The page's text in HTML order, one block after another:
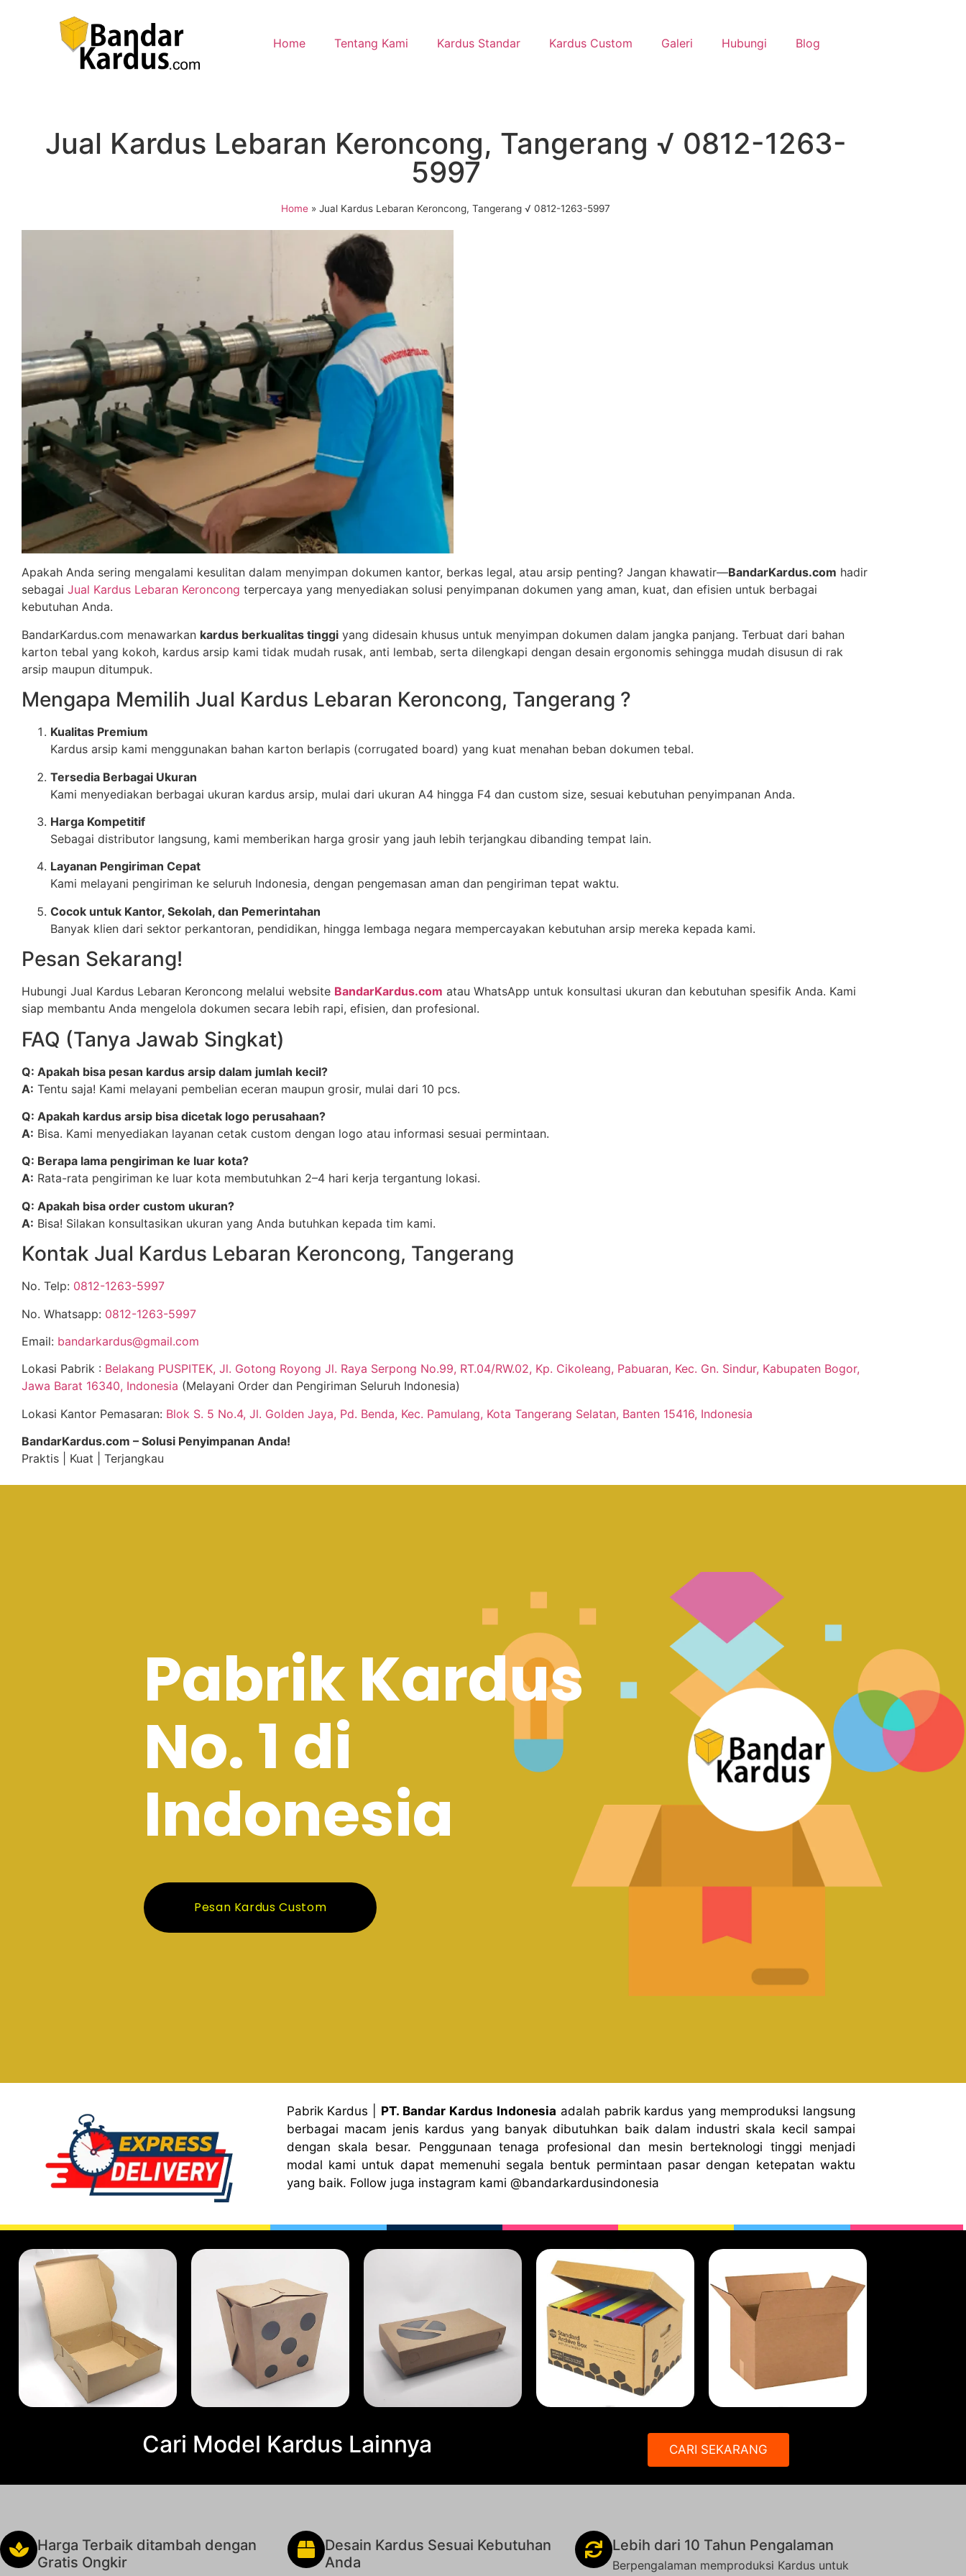
Home Tentang Kami Kardus Standar Kardus Custom Galeri Hubungi Blog
Jual Kardus Lebaran Keroncong, Tangerang √ 0812-1263-
5997
Home » Jual Kardus Lebaran Keroncong, Tangerang √ 0812-1263-5997
Apakah Anda sering mengalami kesulitan dalam menyimpan dokumen kantor, berkas legal, atau arsip penting? Jangan khawatir—BandarKardus.com hadir
sebagai Jual Kardus Lebaran Keroncong terpercaya yang menyediakan solusi penyimpanan dokumen yang aman, kuat, dan efisien untuk berbagai
kebutuhan Anda.
BandarKardus.com menawarkan kardus berkualitas tinggi yang didesain khusus untuk menyimpan dokumen dalam jangka panjang. Terbuat dari bahan
karton tebal yang kokoh, kardus arsip kami tidak mudah rusak, anti lembab, serta dilengkapi dengan desain ergonomis sehingga mudah disusun di rak
arsip maupun ditumpuk.
Mengapa Memilih Jual Kardus Lebaran Keroncong, Tangerang ?
Kualitas Premium
Kardus arsip kami menggunakan bahan karton berlapis (corrugated board) yang kuat menahan beban dokumen tebal.
Tersedia Berbagai Ukuran
Kami menyediakan berbagai ukuran kardus arsip, mulai dari ukuran A4 hingga F4 dan custom size, sesuai kebutuhan penyimpanan Anda.
Harga Kompetitif
Sebagai distributor langsung, kami memberikan harga grosir yang jauh lebih terjangkau dibanding tempat lain.
Layanan Pengiriman Cepat
Kami melayani pengiriman ke seluruh Indonesia, dengan pengemasan aman dan pengiriman tepat waktu.
Cocok untuk Kantor, Sekolah, dan Pemerintahan
Banyak klien dari sektor perkantoran, pendidikan, hingga lembaga negara mempercayakan kebutuhan arsip mereka kepada kami.
Pesan Sekarang!
Hubungi Jual Kardus Lebaran Keroncong melalui website BandarKardus.com atau WhatsApp untuk konsultasi ukuran dan kebutuhan spesifik Anda. Kami
siap membantu Anda mengelola dokumen secara lebih rapi, efisien, dan profesional.
FAQ (Tanya Jawab Singkat)
Q: Apakah bisa pesan kardus arsip dalam jumlah kecil?
A: Tentu saja! Kami melayani pembelian eceran maupun grosir, mulai dari 10 pcs.
Q: Apakah kardus arsip bisa dicetak logo perusahaan?
A: Bisa. Kami menyediakan layanan cetak custom dengan logo atau informasi sesuai permintaan.
Q: Berapa lama pengiriman ke luar kota?
A: Rata-rata pengiriman ke luar kota membutuhkan 2–4 hari kerja tergantung lokasi.
Q: Apakah bisa order custom ukuran?
A: Bisa! Silakan konsultasikan ukuran yang Anda butuhkan kepada tim kami.
Kontak Jual Kardus Lebaran Keroncong, Tangerang
No. Telp: 0812-1263-5997
No. Whatsapp: 0812-1263-5997
Email: bandarkardus@gmail.com
Lokasi Pabrik : Belakang PUSPITEK, Jl. Gotong Royong Jl. Raya Serpong No.99, RT.04/RW.02, Kp. Cikoleang, Pabuaran, Kec. Gn. Sindur, Kabupaten Bogor,
Jawa Barat 16340, Indonesia (Melayani Order dan Pengiriman Seluruh Indonesia)
Lokasi Kantor Pemasaran: Blok S. 5 No.4, Jl. Golden Jaya, Pd. Benda, Kec. Pamulang, Kota Tangerang Selatan, Banten 15416, Indonesia
BandarKardus.com – Solusi Penyimpanan Anda!
Praktis | Kuat | Terjangkau
Pabrik Kardus
No. 1 di
Indonesia
Pesan Kardus Custom
Pabrik Kardus PT. Bandar Kardus Indonesia adalah pabrik kardus yang memproduksi langsung
berbagai macam jenis kardus yang banyak dibutuhkan baik dalam industri skala kecil sampai
dengan skala besar. Penggunaan tenaga profesional dan mesin berteknologi tinggi menjadi
modal kami untuk dapat memenuhi segala bentuk permintaan pasar dengan ketepatan waktu
yang baik. Follow juga instagram kami @bandarkardusindonesia
Cari Model Kardus Lainnya CARI SEKARANG
Harga Terbaik ditambah dengan
Gratis Ongkir
Desain Kardus Sesuai Kebutuhan
Anda
Lebih dari 10 Tahun Pengalaman
Berpengalaman memproduksi Kardus untuk